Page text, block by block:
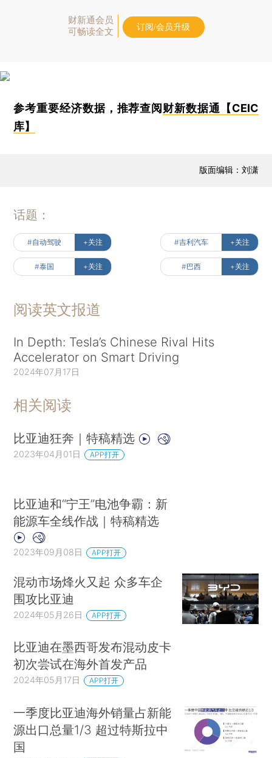
财新通会员
可畅读全文
订阅/会员升级
参考重要经济数据，推荐查阅 财新数据通【CEIC
库】
版面编辑：刘潇
话题：
#自动驾驶 +关注 #吉利汽车 +关注
#泰国 +关注 #巴西 +关注
阅读英文报道
In Depth: Tesla’s Chinese Rival Hits
Accelerator on Smart Driving
2024年07月17日
相关阅读
比亚迪狂奔｜特稿精选
2023年04月01日 APP打开
比亚迪和“宁王”电池争霸：新
能源车全线作战｜特稿精选
2023年09月08日 APP打开
混动市场烽火又起 众多车企
围攻比亚迪
2024年05月26日 APP打开
比亚迪在墨西哥发布混动皮卡
初次尝试在海外首发产品
2024年05月17日 APP打开
一季度比亚迪海外销量占新能
源出口总量1/3 超过特斯拉中
国